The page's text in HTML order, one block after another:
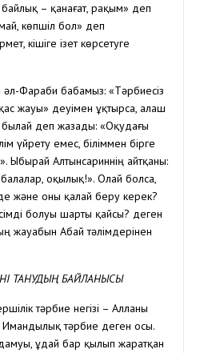
– қанағат, рақым» деп
көпшіл бол» деп
кішіге ізет көрсетуге
Фараби бабамыз: «Тәрбиесіз
жауы» деуімен ұқтырса, алаш
деп жазады: «Оқудағы
үйрету емес, біліммен бірге
Ыбырай Алтынсариннің айтқаны:
оқылық!». Олай болса,
және оны қалай беру керек?
болуы шарты қайсы? деген
жауабын Абай тәлімдерінен
ТАНУДЫҢ БАЙЛАНЫСЫ
тәрбие негізі – Алланы
Имандылық тәрбие деген осы.
Құдай бар қылып жаратқан